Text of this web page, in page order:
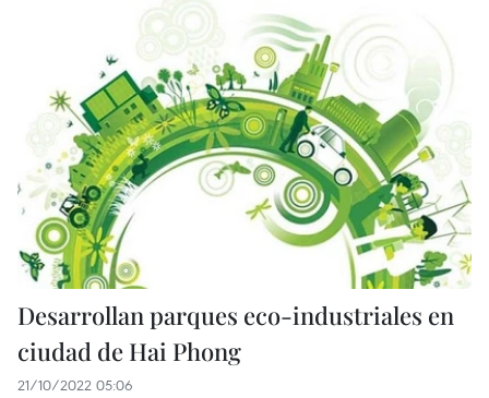
Desarrollan parques eco-industriales en
ciudad de Hai Phong
21/10/2022 05:06